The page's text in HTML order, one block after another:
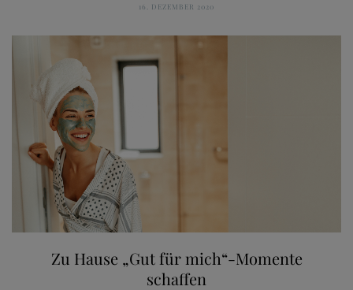
16. DEZEMBER 2020
Zu Hause „Gut für mich“-Momente
schaffen